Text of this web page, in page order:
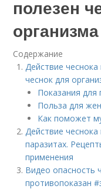
полезен
организма
Содержание
Действие
чеснок для
Показания для
Польза для
Как поможет
Действие
паразитах.
применения
Видео опасность
противопоказан